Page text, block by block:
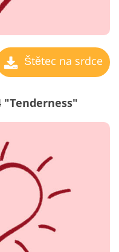
Štětec na srdce
"Tenderness"